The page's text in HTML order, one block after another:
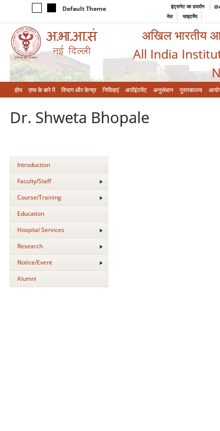
Default Theme इंट्रानेट का उपयोग
मेल
साइटमैप
अखिल भारतीय
All India
होम एम्‍स के बारे में विभाग और केन्‍द्र निविदाएं अपॉइंटमेंट अनुसंधान पुस्तकालय
Dr. Shweta Bhopale
Introduction
Faculty/Staff
Course/Training
Education
Hospital Services
Research
Notice/Event
Alumni